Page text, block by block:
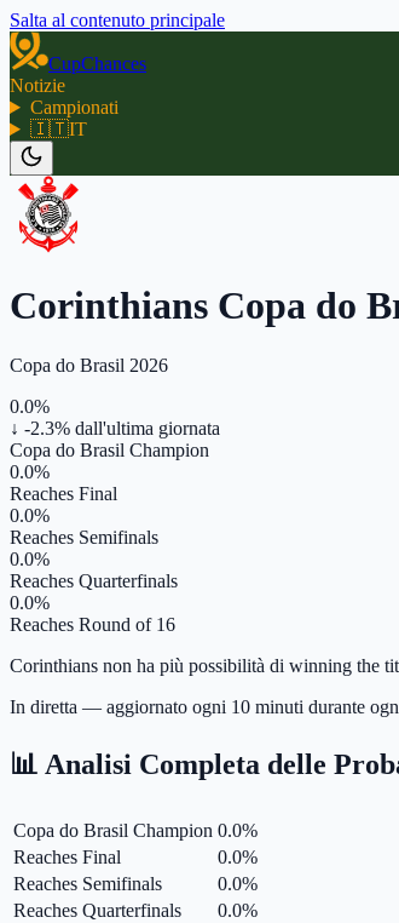
Salta al contenuto principale
CupChances
Notizie
Campionati
🇮🇹IT
Corinthians Copa do
Copa do Brasil 2026
0.0%
↓ -2.3% dall'ultima giornata
Copa do Brasil Champion
0.0%
Reaches Final
0.0%
Reaches Semifinals
0.0%
Reaches Quarterfinals
0.0%
Reaches Round of 16
Corinthians non ha più possibilità di winning the
In diretta — aggiornato ogni 10 minuti durante
📊 Analisi Completa delle
Copa do Brasil Champion 0.0%
Reaches Final
0.0%
Reaches Semifinals
0.0%
Reaches Quarterfinals
0.0%